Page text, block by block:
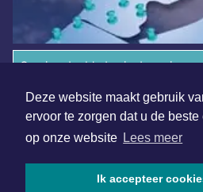
Deze website maakt gebruik
ervoor te zorgen dat u de
op onze website Lees meer
Ik accepteer
Overige dagbladen in de regio
Algemene voorwaarden
Disclaimer